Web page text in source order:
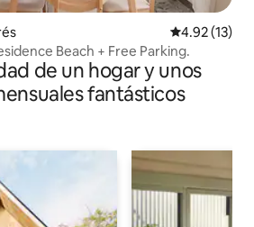
Calificación
4.92 (13)
Beach + Free Parking.
de un hogar y unos
fantásticos